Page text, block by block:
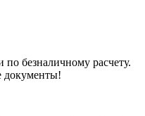
безналичному расчету.
документы!